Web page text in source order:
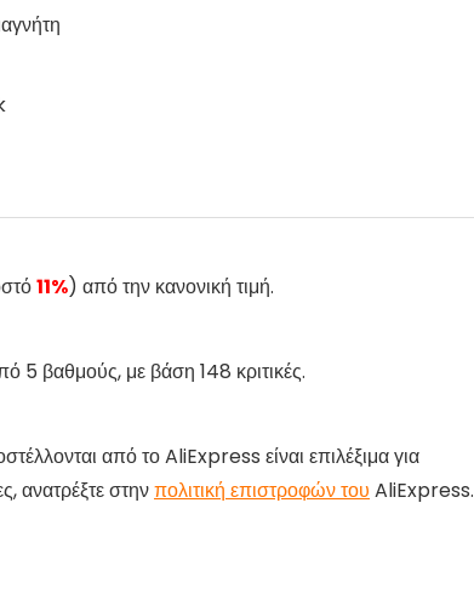
11%) από την κανονική τιμή.
5 βαθμούς, με βάση 148 κριτικές.
από το AliExpress είναι επιλέξιμα για
ανατρέξτε στηνπολιτική επιστροφών του AliExpress.